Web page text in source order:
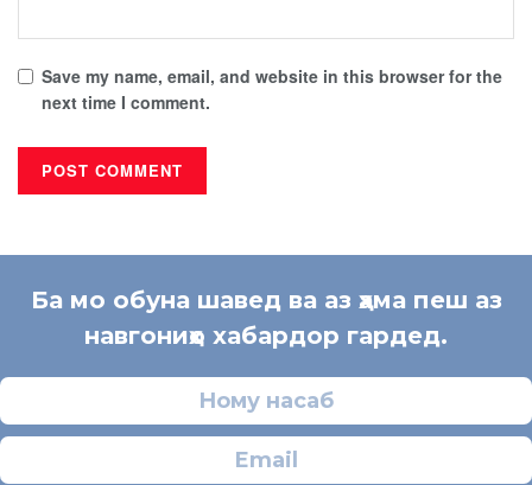
Save my name, email, and website in this browser for the
next time I comment.
Ба мо обуна шавед ва аз ҳама пеш аз
навгониҳо хабардор гардед.